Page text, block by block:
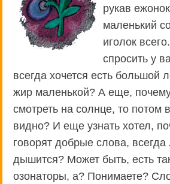
рукав
маленький
иголок
спросить у
всегда хочется есть большой
жир маленькой? А еще,
смотреть на солнце, то потом
видно? И еще узнать хотел,
говорят добрые слова, всегда
дышится? Может быть, есть
озонаторы, а? Понимаете?